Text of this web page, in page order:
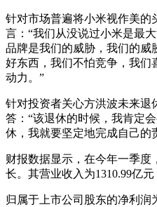
针对市场普遍将小米视作美的
言：“我们从没说过小米是最
品牌是我们的威胁，我们的威
好东西，我们不怕竞争，我们
动力。”
针对投资者关心方洪波未来退
答：“该退休的时候，我肯定
休，我就要坚定地完成自己的
财报数据显示，在今年一季度
长。其营业收入为1310.99亿元
归属于上市公司股东的净利润